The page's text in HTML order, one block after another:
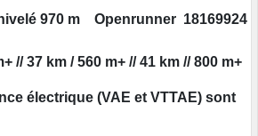
970 m Openrunner 18169924
// 37 km / 560 m+ // 41 km // 800 m+
électrique (VAE et VTTAE) sont